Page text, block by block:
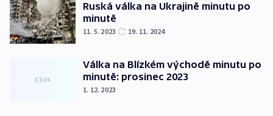
Ruská válka na Ukrajině minutu po
minutě
11. 5. 2023 19. 11. 2024
Válka na Blízkém východě minutu po
minutě: prosinec 2023
1. 12. 2023